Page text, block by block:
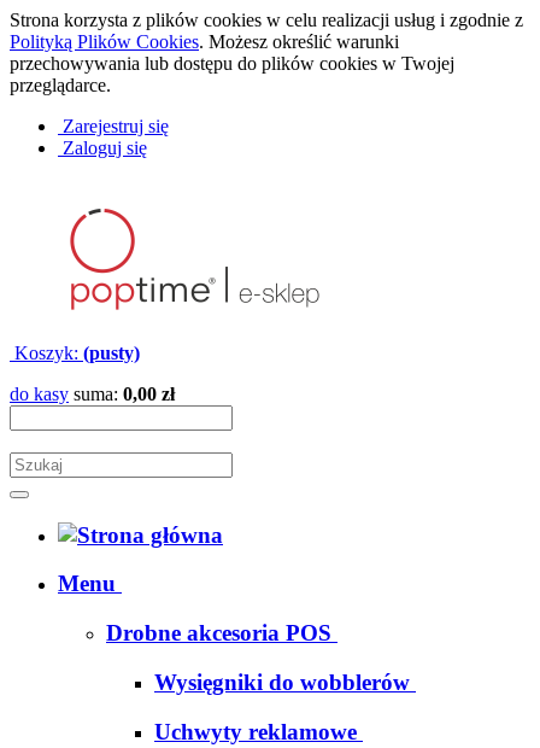
Strona korzysta z plików cookies w celu realizacji usług i zgodnie z
Polityką Plików Cookies. Możesz określić warunki
przechowywania lub dostępu do plików cookies w Twojej
przeglądarce.
Zarejestruj się
Zaloguj się
Koszyk: (pusty)
do kasy suma: 0,00 zł
Menu
Drobne akcesoria POS
Wysięgniki do wobblerów
Uchwyty reklamowe